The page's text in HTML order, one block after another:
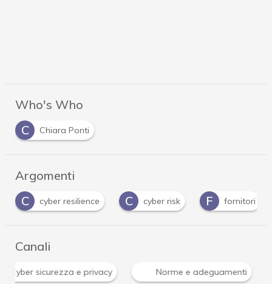
Who's Who
C
Chiara Ponti
Argomenti
C
cyber resilience C cyber risk F fornitori
Canali
Cyber sicurezza e privacy Norme e adeguamenti